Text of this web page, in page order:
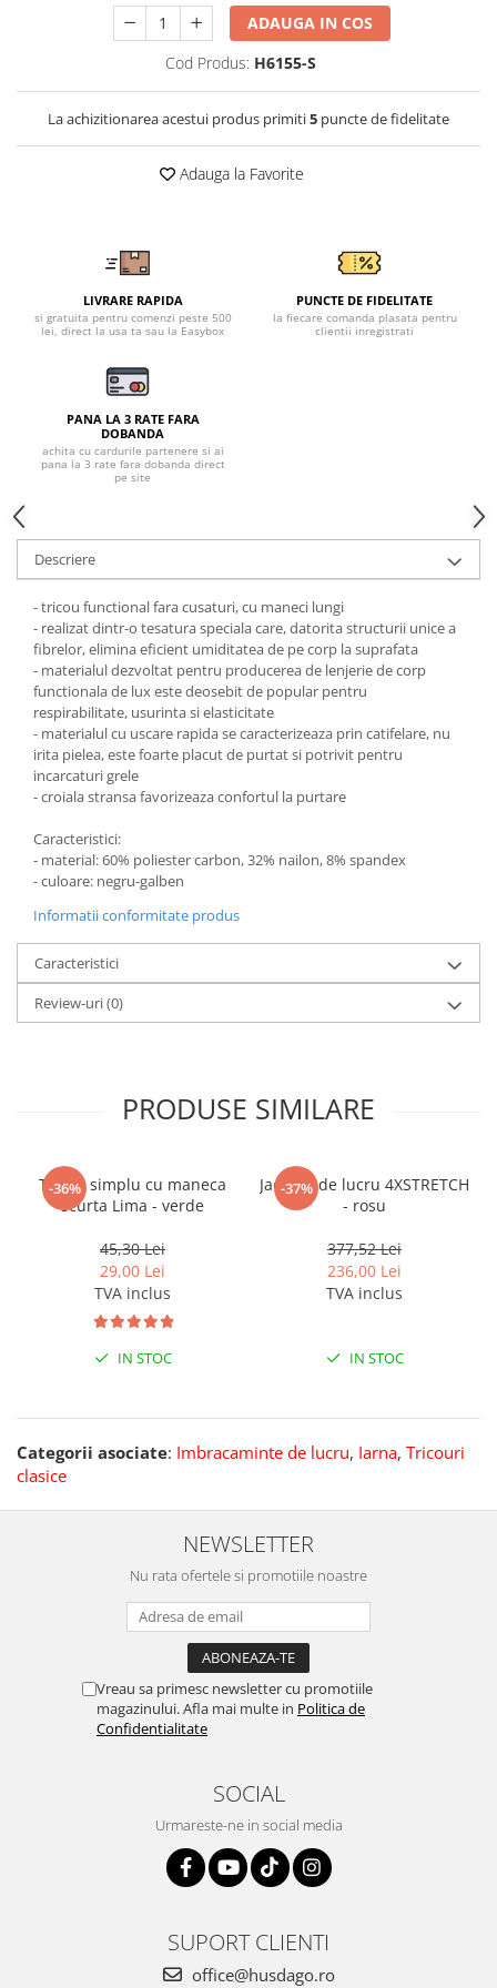
Combinezoane de lucru
impermeabile
Costume de ploaie impermeabile
Jachete / Bluze salopeta
Veste de lucru
Manecute
Sorturi impermeabile
Pentru sudura
Jachete pentru sudura
Pantaloni de protectie
Sorturi
Pentru copii
Veste de lucru
Pentru femei
Bluze pentru femei
Fleece-uri
Halate
Jachete / Bluze salopeta
Pantaloni de lucru cu pieptar
Pantaloni de lucru in talie
Tricouri polo
Veste de lucru
ADAUGA IN COS
Cod Produs: H6155-S
La achizitionarea acestui produs primiti5 puncte de fidelitate
Adauga la Favorite
LIVRARE RAPIDA
si gratuita pentru comenzi peste 500
lei, direct la usa ta sau la Easybox
PUNCTE DE FIDELITATE
la fiecare comanda plasata pentru
clientii inregistrati
PANA LA 3 RATE FARA
DOBANDA
achita cu cardurile partenere si ai
pana la 3 rate fara dobanda direct
pe site
Descriere
- tricou functional fara cusaturi, cu maneci lungi
- realizat dintr-o tesatura speciala care, datorita structurii unice a
fibrelor, elimina eficient umiditatea de pe corp la suprafata
- materialul dezvoltat pentru producerea de lenjerie de corp
functionala de lux este deosebit de popular pentru
respirabilitate, usurinta si elasticitate
- materialul cu uscare rapida se caracterizeaza prin catifelare, nu
irita pielea, este foarte placut de purtat si potrivit pentru
incarcaturi grele
- croiala stransa favorizeaza confortul la purtare
Caracteristici:
- material: 60% poliester carbon, 32% nailon, 8% spandex
- culoare: negru-galben
Informatii conformitate produs
Caracteristici
Review-uri(0)
PRODUSE SIMILARE
-36%
Tricou simplu cu maneca
scurta Lima - verde
45,30 Lei
29,00 Lei
TVA inclus
IN STOC
-37%
Jacheta de lucru 4XSTRETCH
- rosu
377,52 Lei
236,00 Lei
TVA inclus
IN STOC
Categorii asociate: Imbracaminte de lucru, Iarna, Tricouri
clasice
NEWSLETTER
Nu rata ofertele si promotiile noastre
Vreau sa primesc newsletter cu promotiile
magazinului. Afla mai multe in Politica de
Confidentialitate
SOCIAL
Urmareste-ne in social media
SUPORT CLIENTI
office@husdago.ro